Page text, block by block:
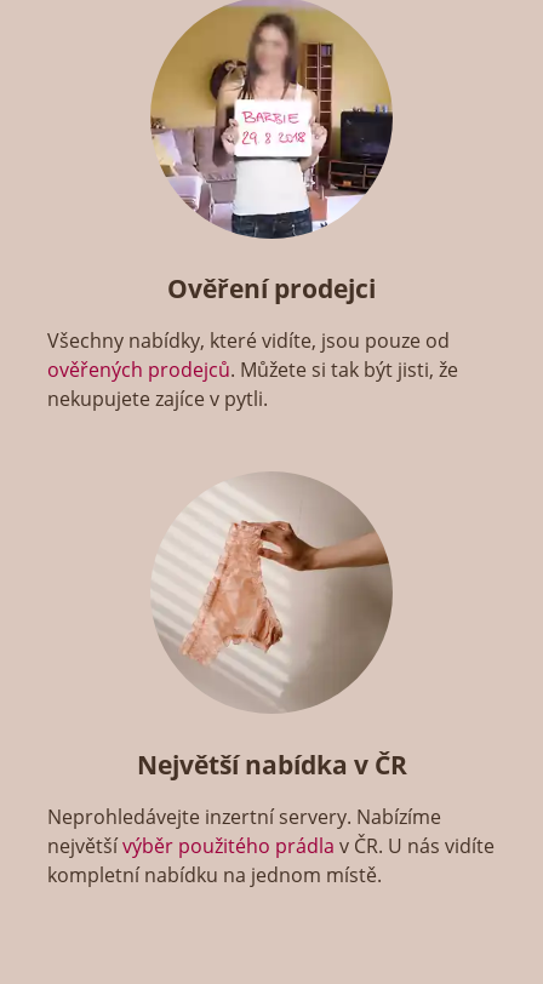
Ověření prodejci
Všechny nabídky, které vidíte, jsou pouze od
ověřených prodejců. Můžete si tak být jisti, že
nekupujete zajíce v pytli.
Největší nabídka v ČR
Neprohledávejte inzertní servery. Nabízíme
největšívýběr použitého prádla v ČR. U nás vidíte
kompletní nabídku na jednom místě.